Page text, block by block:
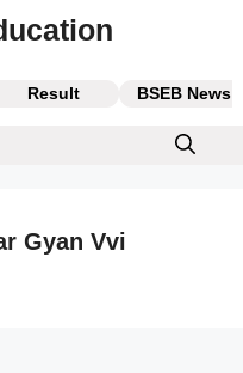
Result BSEB News
Gyan Vvi